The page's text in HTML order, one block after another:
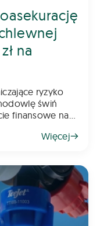
na
ryzyko
finansowe na
ograniczenie
Więcej